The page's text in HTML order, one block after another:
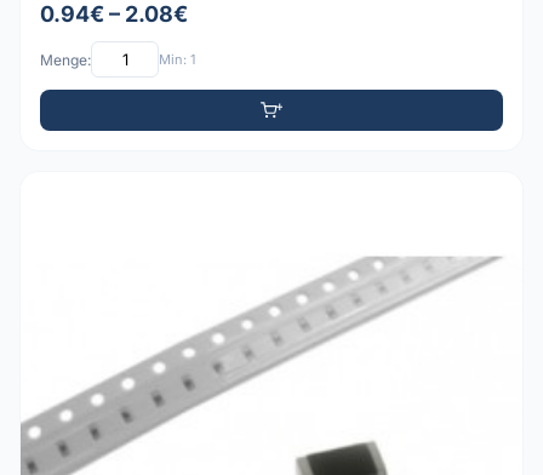
0.94€ – 2.08€
Menge: Min: 1